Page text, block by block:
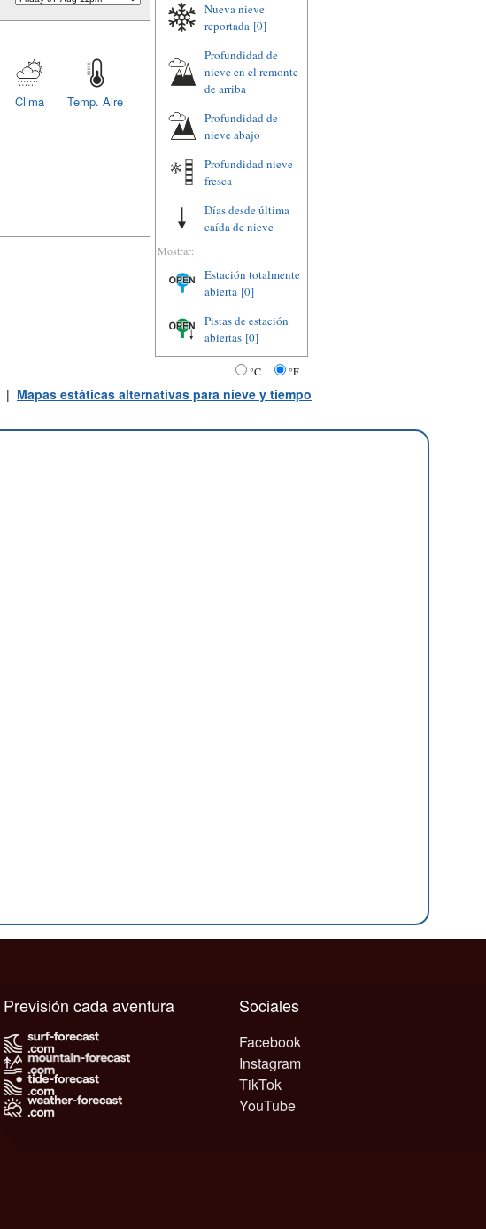
Temp. Aire
Clima
Nueva nieve
reportada [0]
Profundidad de
nieve en el remonte
de arriba
Profundidad de
nieve abajo
Profundidad nieve
fresca
Días desde última
caída de nieve
Mostrar:
Estación totalmente
abierta [0]
Pistas de estación
abiertas [0]
°C °F
| Mapas estáticas alternativas para nieve y tiempo
Sociales
Facebook
Instagram
TikTok
YouTube
Previsión cada aventura